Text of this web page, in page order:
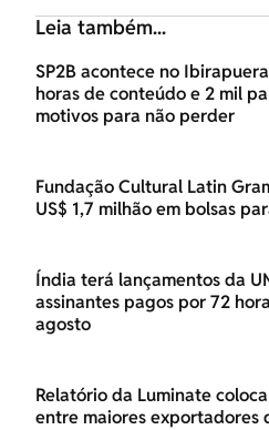
Leia também...
SP2B acontece no
horas de conteúdo e 2 mil
motivos para não perder
Fundação Cultural Latin
US$ 1,7 milhão em bolsas
Índia terá lançamentos da
assinantes pagos por 72
agosto
Relatório da Luminate
entre maiores exportadores